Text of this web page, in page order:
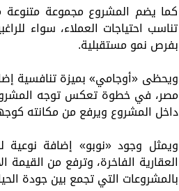
كما يضم المشروع مجموعة متنوعة
تناسب احتياجات العملاء، سواء
بفرص نمو مستقبلية.
ويحظى «أوجامي» بميزة تنافسية
مصر، في خطوة تعكس توجه المشروع
داخل المشروع ويرفع من مكانته
ويمثل وجود «نوبو» إضافة نوعية
العقارية الفاخرة، وترفع من القيمة
بالمشروعات التي تجمع بين جودة